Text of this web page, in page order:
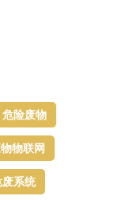
危险废物
物联网
系统